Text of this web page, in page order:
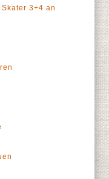
3+4 an